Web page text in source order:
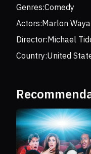
Genres:Comedy
Actors:Marlon
Director:Michael
Country:United